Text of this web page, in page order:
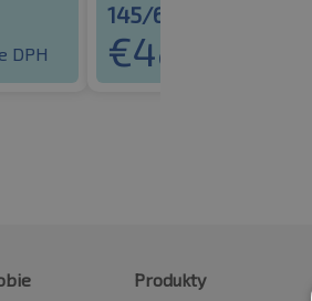
DPH
145/60R13 66T
€48.06
Produkty